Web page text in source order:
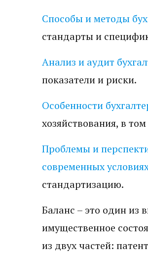
Способы и методы
стандарты и
Анализ и аудит
показатели и риски.
Особенности
хозяйствования, в
Проблемы и
современных
стандартизацию.
Баланс – это один из
имущественное
из двух частей: